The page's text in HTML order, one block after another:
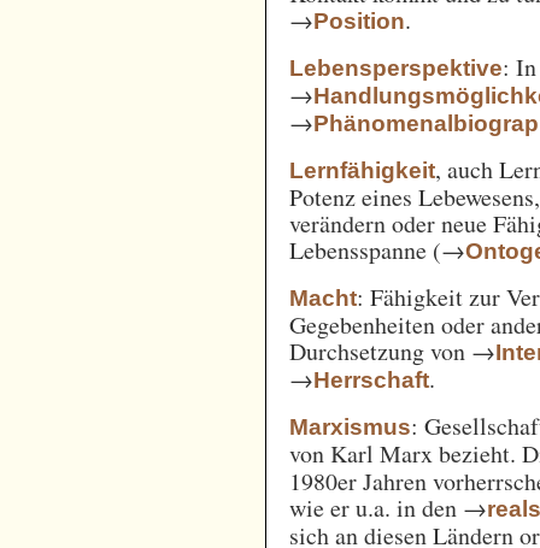
→Position.
Lebensperspektive:
→
→
Lernfähigkeit, auch
Potenz eines
verändern oder neue
Lebensspanne (→
Macht: Fähigkeit zur
Gegebenheiten oder
Durchsetzung von →
→Herrschaft.
Marxismus:
von Karl Marx bezieht.
1980er Jahren
wie er u.a. in den →
sich an diesen Ländern